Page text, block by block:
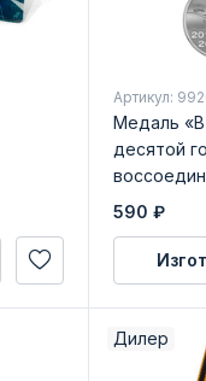
Артикул:
Медаль «В
десятой
Россией
590 ₽
Дилер